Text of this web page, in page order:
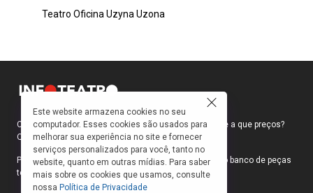
salvação moral da família. As outras quatro
juntar dinheiro para o enxoval da caçula
agressivo do pai. Mas a situação muda
radicalmente quando Silene é acusada, no
colégio, de matar a pauladas uma gata
prenha.
Teatro Oficina Uzyna Uzona
Como faço para ir ao teatro? Onde compro ingressos e a que preços?
Quais peças estão em cartaz?
Para responder a essas e outras perguntas, criamos o banco de peças
teatrais do INFOTEATRO.
Este website armazena cookies no seu
computador. Esses cookies são usados para
melhorar sua experiência no site e fornecer
serviços personalizados para você, tanto no
website, quanto em outras mídias. Para saber
mais sobre os cookies que usamos, consulte
nossa Política de Privacidade